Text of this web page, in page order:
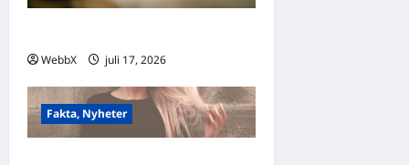
WebbX juli 17, 2026
Fakta, Nyheter